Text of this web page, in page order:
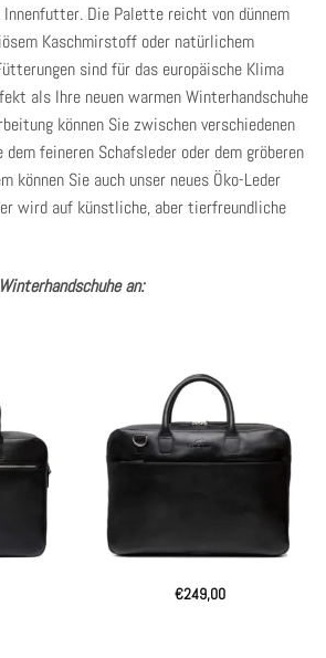
Innenfutter. Die Palette reicht von dünnem
Kaschmirstoff oder natürlichem
sind für das europäische Klima
als Ihre neuen warmen Winterhandschuhe
können Sie zwischen verschiedenen
feineren Schafsleder oder dem gröberen
können Sie auch unser neues Öko-Leder
wird auf künstliche, aber tierfreundliche
an:
€249,00